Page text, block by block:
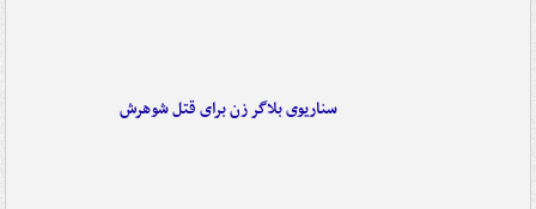
سناریوی بلاگر زن برای قتل شوهرش